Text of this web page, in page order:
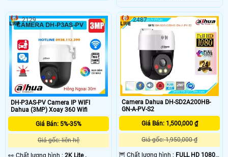
DH-P3AS-PV Camera IP WIFI
Dahua (3MP) Xoay 360 Wifi
Giá Bán: 5%-35%
Giá gốc: liên hệ
️👀 Chất lượng hình : 2K Lite .
2129
Camera Dahua DH-SD2A200HB-
GN-A-PV-S2
Giá Bán: 1,500,000 ₫
Giá gốc: 1,950,000 ₫
🦉 Chất lượng hình : FULL HD 1080P
2487